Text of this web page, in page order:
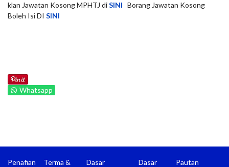
klan Jawatan Kosong MPHTJ diSINI Borang Jawatan Kosong
Boleh Isi DI SINI
Whatsapp
Penafian
Terma &
Dasar
Dasar
Pautan